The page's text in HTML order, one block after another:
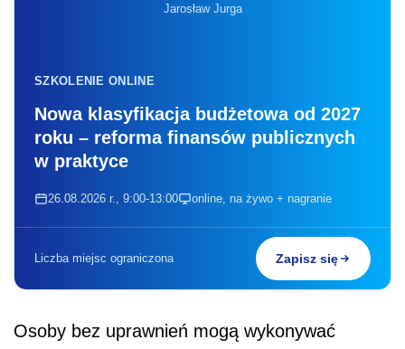
Jarosław Jurga
SZKOLENIE ONLINE
Nowa klasyfikacja budżetowa od 2027
roku – reforma finansów publicznych
w praktyce
26.08.2026 r., 9:00-13:00 online, na żywo + nagranie
Liczba miejsc ograniczona Zapisz się
Osoby bez uprawnień mogą wykonywać